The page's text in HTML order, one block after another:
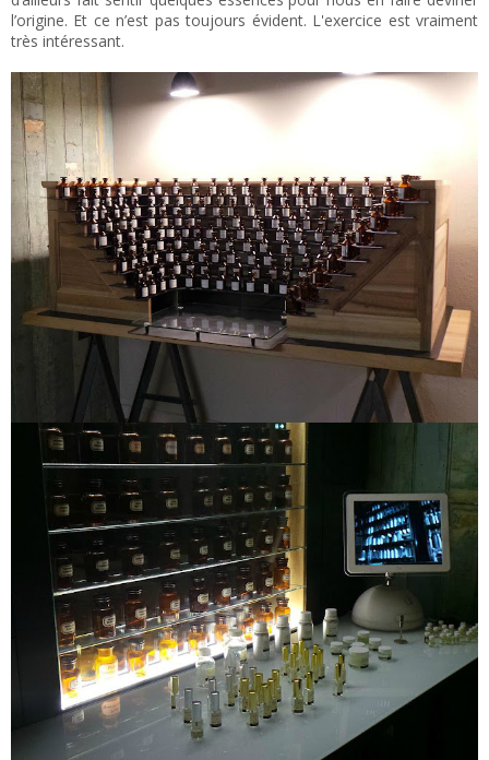
l’origine. Et ce n’est pas toujours évident. L'exercice est vraiment
très intéressant.